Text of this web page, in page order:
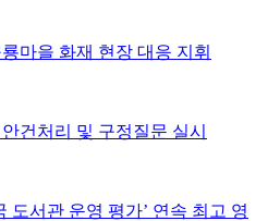
마을 화재 현장 대응 지휘
건처리 및 구정질문 실시
도서관 운영 평가’ 연속 최고 영